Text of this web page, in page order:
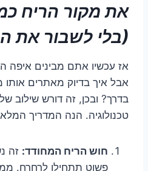
את מקור הריח
(בלי לשבור את
אז עכשיו אתם מבינים איפה
אבל איך בדיוק מאתרים
בדרך? ובכן, זה דורש שילוב
טכנולוגיה. הנה המדריך
חוש הריח המחודד: זה
פשוט תתחילו לרחרח.